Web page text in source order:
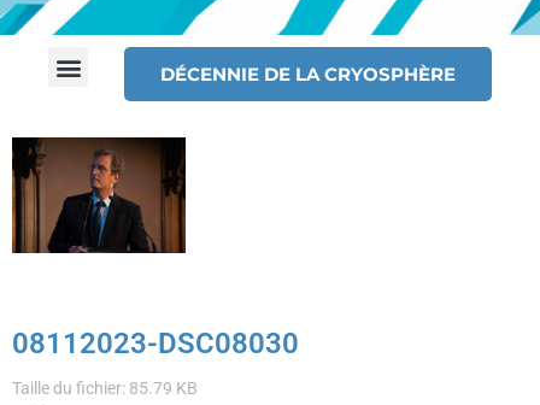
DÉCENNIE DE LA CRYOSPHÈRE
08112023-DSC08030
Taille du fichier: 85.79 KB